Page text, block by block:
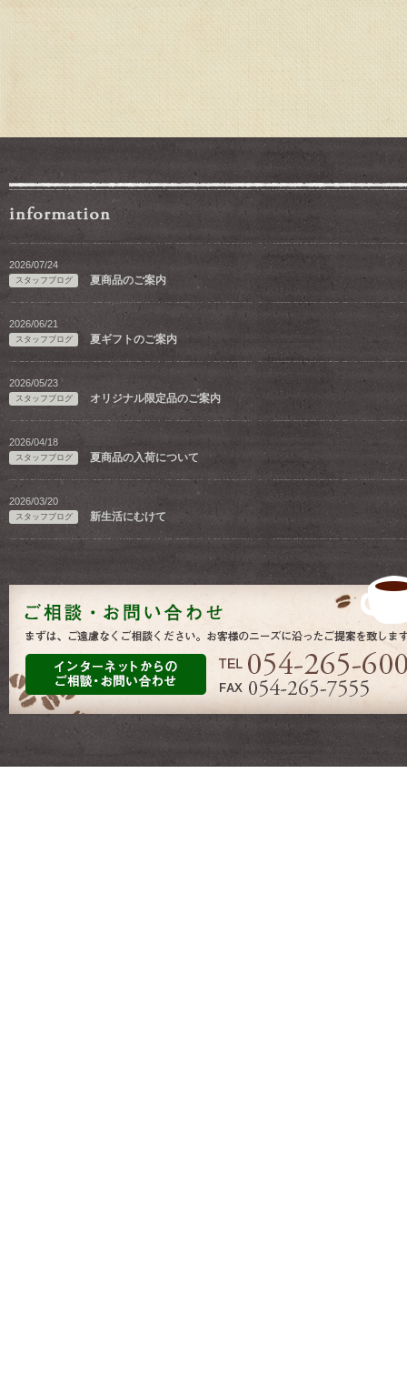
2026/07/24
スタッフブログ 夏商品のご案内
2026/06/21
スタッフブログ 夏ギフトのご案内
2026/05/23
スタッフブログ オリジナル限定品のご案内
2026/04/18
スタッフブログ 夏商品の入荷について
2026/03/20
スタッフブログ 新生活にむけて